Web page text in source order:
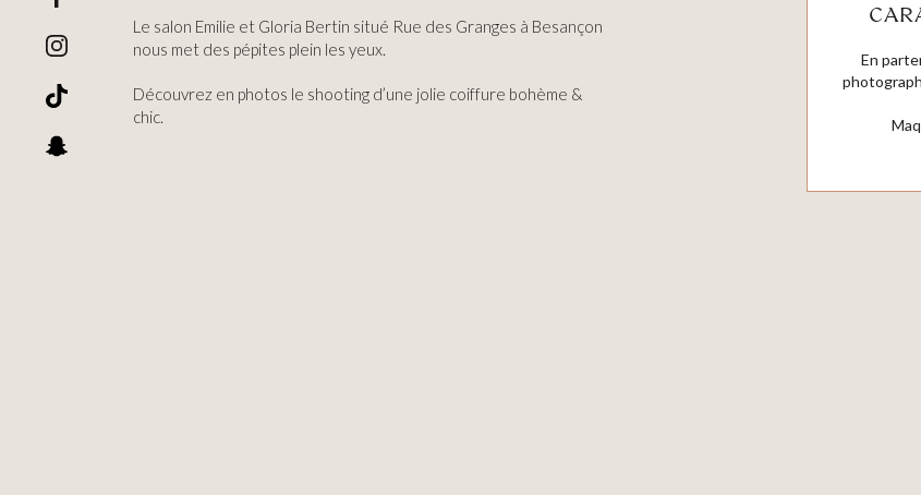
Le salon Emilie et Gloria Bertin situé Rue des Granges à Besançon
nous met des pépites plein les yeux.
Découvrez en photos le shooting d’une jolie coiffure bohème &
chic.
En